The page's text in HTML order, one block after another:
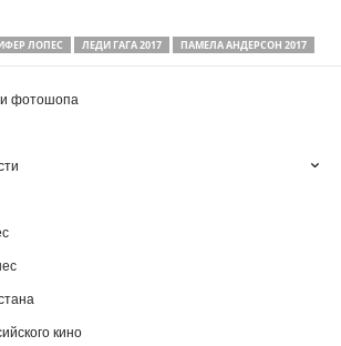
ЛОПЕС ЛЕДИ ГАГА 2017 ПАМЕЛА АНДЕРСОН 2017
и фотошопа
кино